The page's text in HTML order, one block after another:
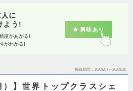
に
よう!
度があがる!
がわかる!
興味あり
掲載期間 26/08/07～26/08/20
）】世界トップクラスシェ